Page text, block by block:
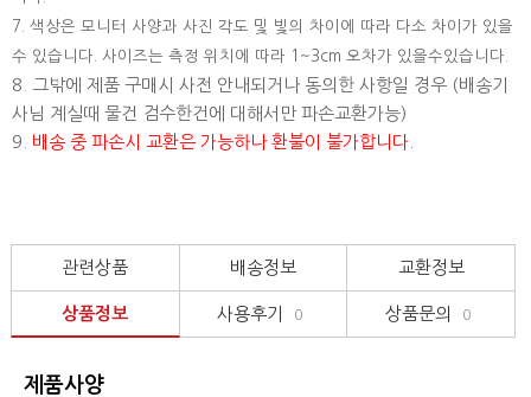
7. 색상은 모니터 사양과 사진 각도 및 빛의 차이에 따라 다소 차이가 있을
수 있습니다. 사이즈는 측정 위치에 따라 1~3cm 오차가 있을수있습니다.
8. 그밖에 제품 구매시 사전 안내되거나 동의한 사항일 경우 (배송기
사님 계실때 물건 검수한건에 대해서만 파손교환가능)
9. 배송 중 파손시 교환은 가능하나 환불이 불가합니다.
관련상품 배송정보 교환정보
상품정보 사용후기 0 상품문의 0
제품사양